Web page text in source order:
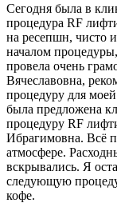
Сегодня была в
процедура RF
на ресепшн, чисто
началом
провела очень
Вячеславовна,
процедуру для
была предложена
процедуру RF
Ибрагимовна. Всё
атмосфере.
вскрывались. Я
следующую
кофе.